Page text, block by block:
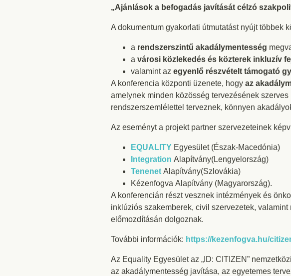
„Ajánlások a befogadás javítását célzó
A dokumentum gyakorlati útmutatást nyújt többek
a rendszerszintű akadálymentesség
a városi közlekedés és közterek inkluzív
valamint az egyenlő részvételt támogató
A konferencia központi üzenete, hogy az
amelynek minden közösség tervezésének
rendszerszemlélettel terveznek, könnyen
Az eseményt a projekt partner szervezeteinek
EQUALITY Egyesület (Észak-Macedónia)
Integration Alapítvány(Lengyelország)
Tenenet Alapítvány(Szlovákia)
Kézenfogva Alapítvány (Magyarország).
A konferencián részt vesznek intézmények és
inklúziós szakemberek, civil szervezetek,
előmozdításán dolgoznak.
További információk: https://kezenfogva.hu/
Az Equality Egyesület az „ID: CITIZEN”
az akadálymentesség javítása, az egyetemes